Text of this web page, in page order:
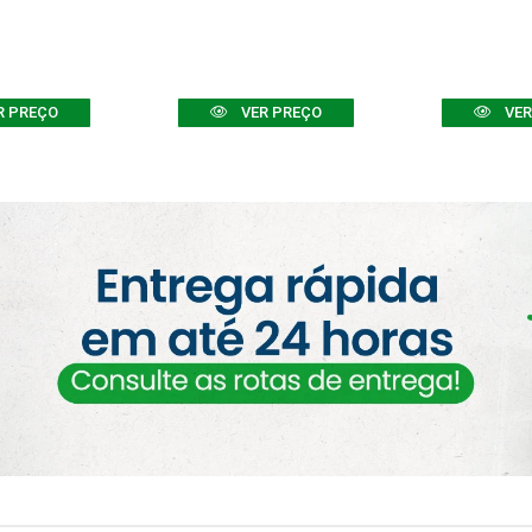
PREÇO VER PREÇO